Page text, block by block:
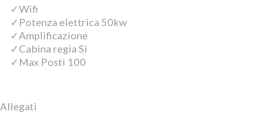
Wifi
Potenza elettrica 50kw
Amplificazione
Cabina regia Si
Max Posti 100
Allegati